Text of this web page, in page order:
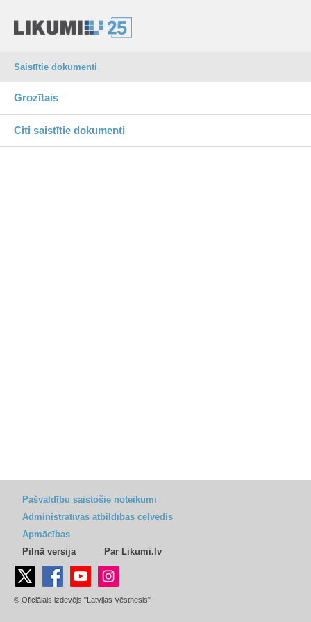
Saistītie dokumenti
Grozītais
Citi saistītie dokumenti
Pašvaldību saistošie noteikumi
Administratīvās atbildības ceļvedis
Apmācības
Pilnā versija
Par Likumi.lv
© Oficiālais izdevējs "Latvijas Vēstnesis"